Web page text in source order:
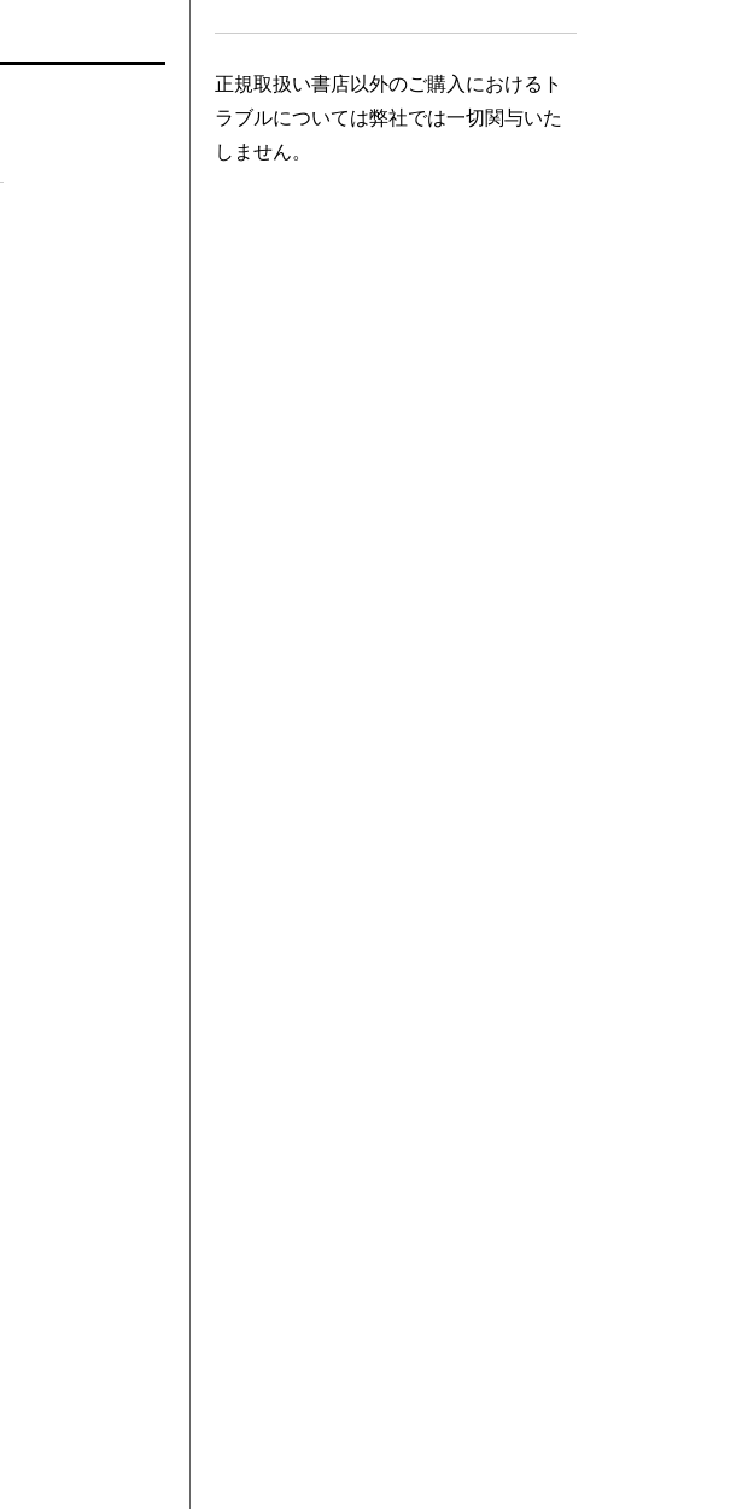
正規取扱い書店以外のご購入におけるト
ラブルについては弊社では一切関与いた
しません。